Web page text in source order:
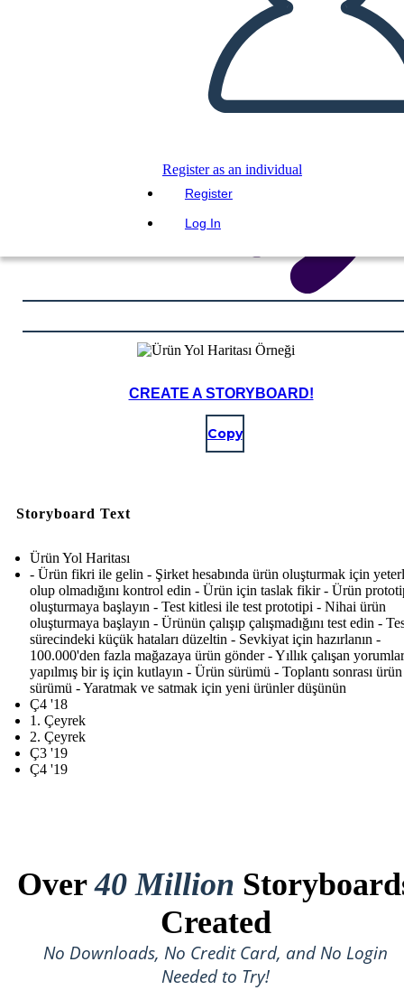
Register as an individual
Register
Log In
CREATE A STORYBOARD!
Copy
Storyboard Text
Ürün Yol Haritası
- Ürün fikri ile gelin - Şirket hesabında ürün oluşturmak için
olup olmadığını kontrol edin - Ürün için taslak fikir - Ürün
oluşturmaya başlayın - Test kitlesi ile test prototipi - Nihai ürün
oluşturmaya başlayın - Ürünün çalışıp çalışmadığını test edin -
sürecindeki küçük hataları düzeltin - Sevkiyat için hazırlanın -
100.000'den fazla mağazaya ürün gönder - Yıllık çalışan
yapılmış bir iş için kutlayın - Ürün sürümü - Toplantı sonrası ürün
sürümü - Yaratmak ve satmak için yeni ürünler düşünün
Ç4 '18
1. Çeyrek
2. Çeyrek
Ç3 '19
Ç4 '19
Over40 Million
Created
No Downloads, No Credit Card, and No Login
Needed to Try!